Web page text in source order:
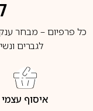
כל פרפיום – מבחר
לגברים
איסוף עצמי